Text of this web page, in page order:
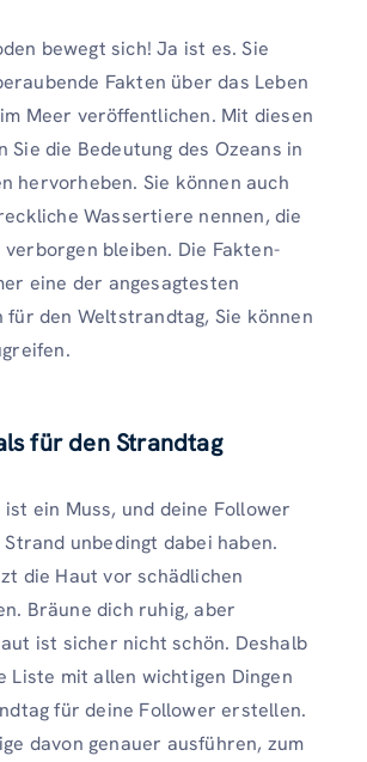
bewegt sich! Ja ist es. Sie
Fakten über das Leben
Meer veröffentlichen. Mit diesen
Sie die Bedeutung des Ozeans in
hervorheben. Sie können auch
Wassertiere nennen, die
bleiben. Die Fakten-
eine der angesagtesten
für den Weltstrandtag, Sie können
für den Strandtag
ein Muss, und deine Follower
unbedingt dabei haben.
die Haut vor schädlichen
Bräune dich ruhig, aber
ist sicher nicht schön. Deshalb
Liste mit allen wichtigen Dingen
für deine Follower erstellen.
davon genauer ausführen, zum